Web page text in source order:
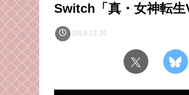
Switch「真・女神転生
2019.12.30